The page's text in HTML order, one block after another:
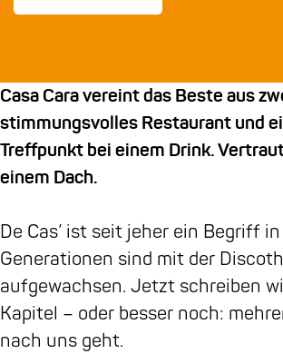
a
s
t
a
a
n
t
a
R
e
s
t
u
r
a
n
t
C
a
R
e
s
a
u
r
a
n
r
e
s
t
r
a
n
t
a
r
a
R
t
a
u
r
a
t
r
a
m
C
s
a
C
a
r
e
o
k
C
a
a
C
a
r
a
Casa Cara vereint das Beste aus
stimmungsvolles Restaurant und
Treffpunkt bei einem Drink.
einem Dach.
De Cas’ ist seit jeher ein Begriff
Generationen sind mit der
aufgewachsen. Jetzt schreiben
Kapitel – oder besser noch:
nach uns geht.